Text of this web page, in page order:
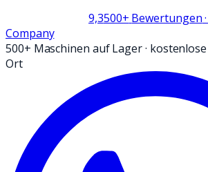
9,3500+ Bewertungen
Company
500+ Maschinen auf Lager·
Ort